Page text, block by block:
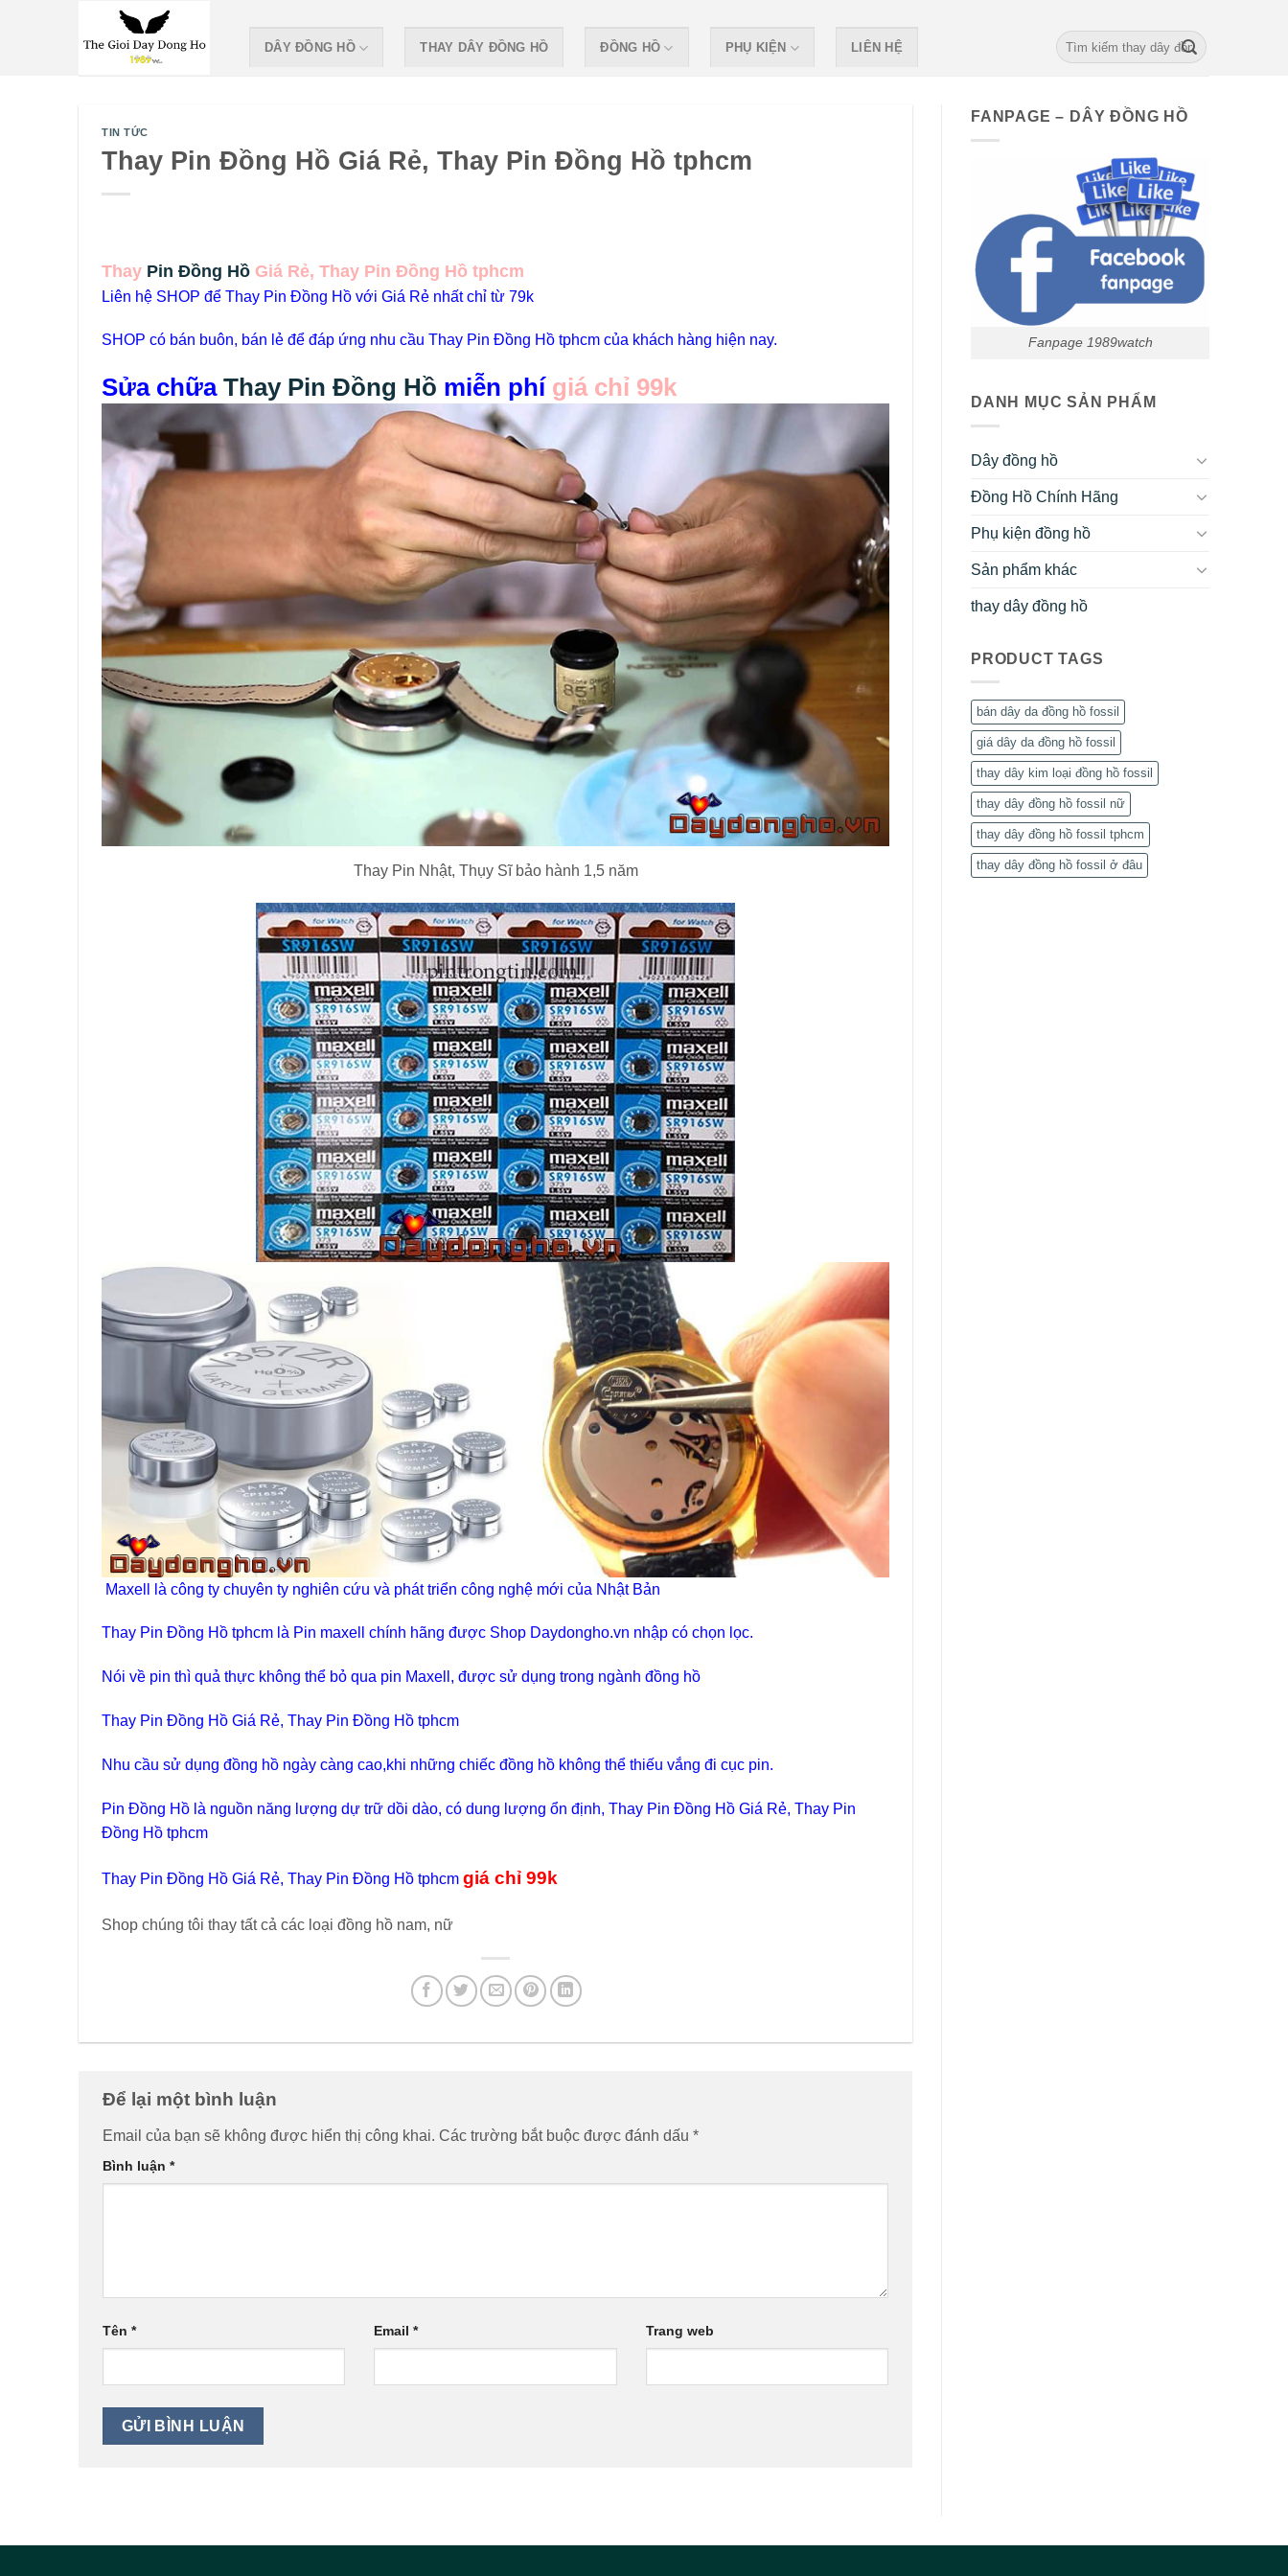
DÂY ĐỒNG HỒ THAY DÂY ĐỒNG HỒ ĐỒNG HỒ PHỤ KIỆN LIÊN HỆ
Search
for:
TIN TỨC
Thay Pin Đồng Hồ Giá Rẻ, Thay Pin Đồng Hồ tphcm
Thay Pin Đồng Hồ Giá Rẻ, Thay Pin Đồng Hồ tphcm
Liên hệ SHOP để Thay Pin Đồng Hồ với Giá Rẻ nhất chỉ từ 79k
SHOP có bán buôn, bán lẻ để đáp ứng nhu cầu Thay Pin Đồng Hồ tphcm của khách hàng hiện nay.
Sửa chữa Thay Pin Đồng Hồ miễn phí giá chỉ 99k
Thay Pin Nhật, Thụy Sĩ bảo hành 1,5 năm
Maxell là công ty chuyên ty nghiên cứu và phát triển công nghệ mới của Nhật Bản
Thay Pin Đồng Hồ tphcm là Pin maxell chính hãng được Shop Daydongho.vn nhập có chọn lọc.
Nói về pin thì quả thực không thể bỏ qua pin Maxell, được sử dụng trong ngành đồng hồ
Thay Pin Đồng Hồ Giá Rẻ, Thay Pin Đồng Hồ tphcm
Nhu cầu sử dụng đồng hồ ngày càng cao,khi những chiếc đồng hồ không thể thiếu vắng đi cục pin.
Pin Đồng Hồ là nguồn năng lượng dự trữ dồi dào, có dung lượng ổn định, Thay Pin Đồng Hồ Giá Rẻ, Thay Pin
Đồng Hồ tphcm
Thay Pin Đồng Hồ Giá Rẻ, Thay Pin Đồng Hồ tphcm giá chỉ 99k
Shop chúng tôi thay tất cả các loại đồng hồ nam, nữ
Để lại một bình luận
Email của bạn sẽ không được hiển thị công khai. Các trường bắt buộc được đánh dấu *
Bình luận *
Tên * Email* Trang web
FANPAGE – DÂY ĐỒNG HỒ
Fanpage 1989watch
DANH MỤC SẢN PHẨM
Dây đồng hồ
Đồng Hồ Chính Hãng
Phụ kiện đồng hồ
Sản phẩm khác
thay dây đồng hồ
PRODUCT TAGS
bán dây da đồng hồ fossil
giá dây da đồng hồ fossil
thay dây kim loại đồng hồ fossil
thay dây đồng hồ fossil nữ
thay dây đồng hồ fossil tphcm
thay dây đồng hồ fossil ở đâu